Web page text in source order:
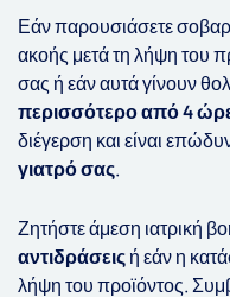
Εάν παρουσιάσετε
ακοής μετά τη λήψη του
σας ή εάν αυτά γίνουν
περισσότερο από 4
διέγερση και είναι
γιατρό σας.
Ζητήστε άμεση ιατρική
αντιδράσεις ή εάν η
λήψη του προϊόντος.